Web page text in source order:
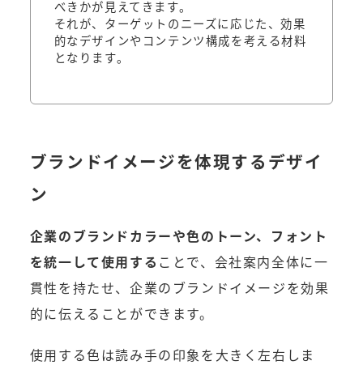
べきかが見えてきます。
それが、ターゲットのニーズに応じた、効果
的なデザインやコンテンツ構成を考える材料
となります。
ブランドイメージを体現するデザイ
ン
企業のブランドカラーや色のトーン、フォント
を統一して使用する ことで、会社案内全体に一
貫性を持たせ、企業のブランドイメージを効果
的に伝えることができます。
使用する色は読み手の印象を大きく左右しま